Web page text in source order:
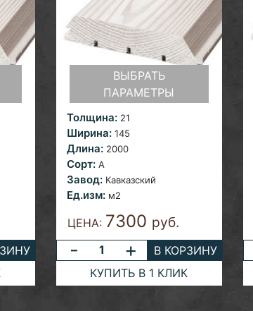
ВЫБРАТЬ
ПАРАМЕТРЫ
Толщина: 21
Ширина: 145
Длина: 2000
Сорт: A
Завод: Кавказский
Ед.изм: м2
ЦЕНА: 7300 руб.
- +
В КОРЗИНУ
КУПИТЬ В 1 КЛИК